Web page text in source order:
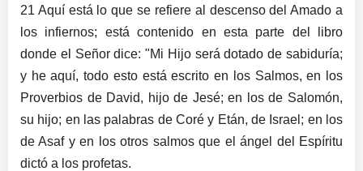
21 Aquí está lo que se refiere al descenso del Amado a
los infiernos; está contenido en esta parte del libro
donde el Señor dice: "Mi Hijo será dotado de sabiduría;
y he aquí, todo esto está escrito en los Salmos, en los
Proverbios de David, hijo de Jesé; en los de Salomón,
su hijo; en las palabras de Coré y Etán, de Israel; en los
de Asaf y en los otros salmos que el ángel del Espíritu
dictó a los profetas.